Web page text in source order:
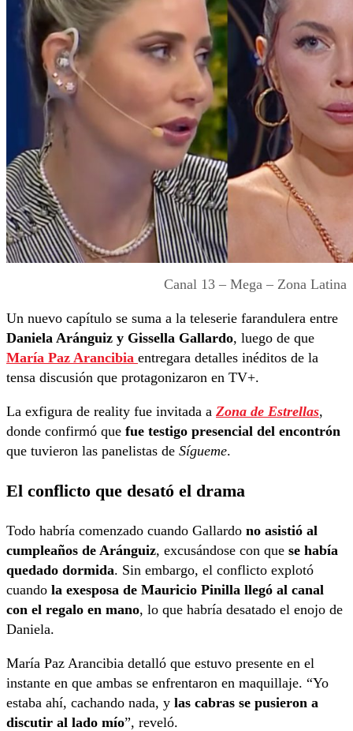
Canal 13 – Mega – Zona Latina
Un nuevo capítulo se suma a la teleserie farandulera entre
Daniela Aránguiz y Gissella Gallardo, luego de que
María Paz Arancibia entregara detalles inéditos de la
tensa discusión que protagonizaron en TV+.
La exfigura de reality fue invitada a Zona de Estrellas,
donde confirmó que fue testigo presencial del encontrón
que tuvieron las panelistas de Sígueme.
El conflicto que desató el drama
Todo habría comenzado cuando Gallardo no asistió al
cumpleaños de Aránguiz, excusándose con que se había
quedado dormida. Sin embargo, el conflicto explotó
cuando la exesposa de Mauricio Pinilla llegó al canal
con el regalo en mano, lo que habría desatado el enojo de
Daniela.
María Paz Arancibia detalló que estuvo presente en el
instante en que ambas se enfrentaron en maquillaje. “Yo
estaba ahí, cachando nada, y las cabras se pusieron a
discutir al lado mío”, reveló.